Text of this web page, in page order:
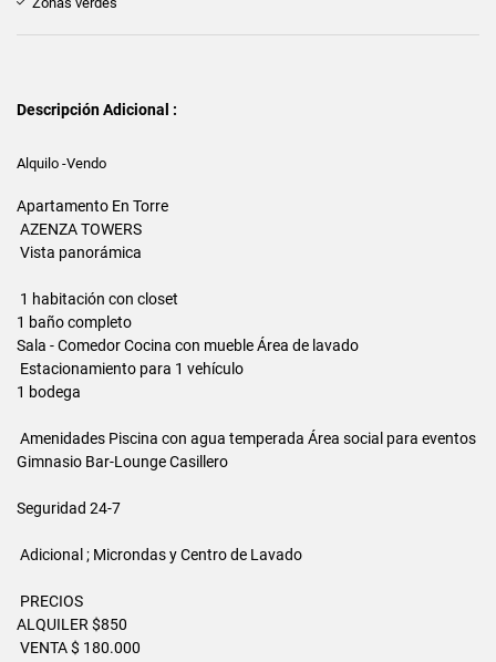
Descripción Adicional :
Alquilo -Vendo
Apartamento En Torre
AZENZA TOWERS
Vista panorámica
1 habitación con closet
1 baño completo
Sala - Comedor Cocina con mueble Área de lavado
Estacionamiento para 1 vehículo
1 bodega
Amenidades Piscina con agua temperada Área social para eventos
Gimnasio Bar-Lounge Casillero
Seguridad 24-7
Adicional ; Microndas y Centro de Lavado
PRECIOS
ALQUILER $850
VENTA $ 180.000